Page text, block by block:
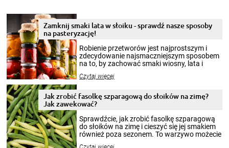
Zamknij smaki lata w słoiku - sprawdź nasze sposoby
na pasteryzację!
Robienie przetworów jest najprostszym i
zdecydowanie najsmaczniejszym sposobem
na to, by zachować smaki wiosny, lata i
krajobrazów, by cieszyć nimi oko w sezonie
pełni poczuć atmosferę cieplejszych
miesięcy. Przygotowanie słoików ze
patenty, które pozwolą zachować świeżość
przetworów.
Czytaj więcej
Jak zrobić fasolkę szparagową do słoików na zimę?
Jak zawekować?
Sprawdźcie, jak zrobić fasolkę szparagową
do słoików na zimę i cieszyć się jej smakiem
również poza sezonem. To warzywo możecie